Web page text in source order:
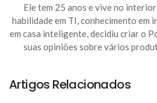
Ele tem 25 anos e vive no interior
habilidade em TI, conhecimento em
em casa inteligente, decidiu criar o
suas opiniões sobre vários
Artigos Relacionados